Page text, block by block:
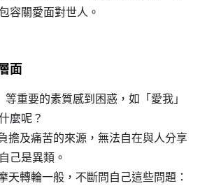
容關愛面對世人。
面
等重要的素質感到困惑，如「愛我」
麼呢？
擔及痛苦的來源，無法自在與人分享
己是異類。
天轉輪一般，不斷問自己這些問題：